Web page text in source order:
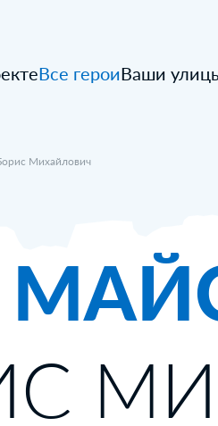
Все героиВаши
Михайлович